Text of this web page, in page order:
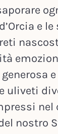
e le
uliveti
nel
nostro